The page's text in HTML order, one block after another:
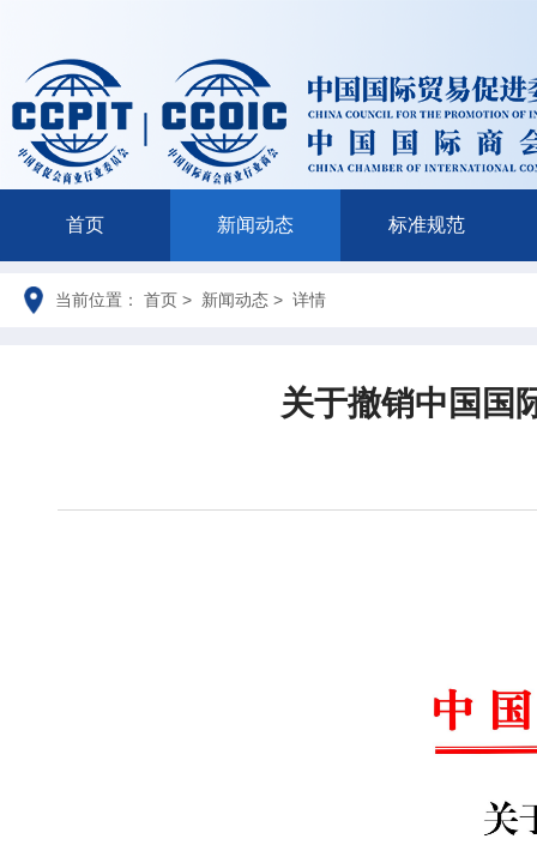
首页 新闻动态 标准规范
当前位置： 首页 > 新闻动态 > 详情
关于撤销中国国